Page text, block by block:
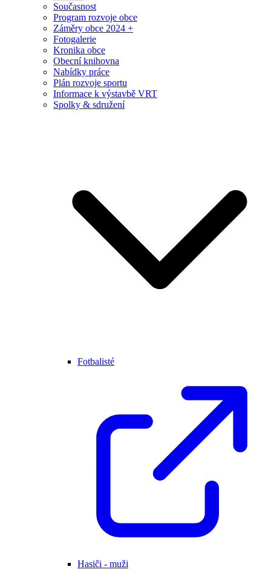
Současnost
Program rozvoje obce
Záměry obce 2024 +
Fotogalerie
Kronika obce
Obecní knihovna
Nabídky práce
Plán rozvoje sportu
Informace k výstavbě VRT
Spolky & sdružení
Fotbalisté
Hasiči - muži